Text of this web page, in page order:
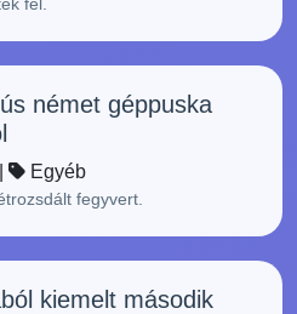
német géppuska
Egyéb
fegyvert.
kiemelt második